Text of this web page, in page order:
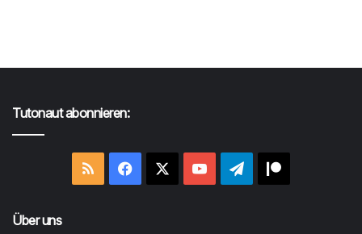
Tutonaut abonnieren:
RSS Facebook YouTubeTelegram
Über uns